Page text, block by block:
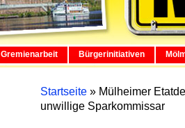
Gremienarbeit Bürgerinitiativen
Startseite » Mülheimer
unwillige Sparkommissar